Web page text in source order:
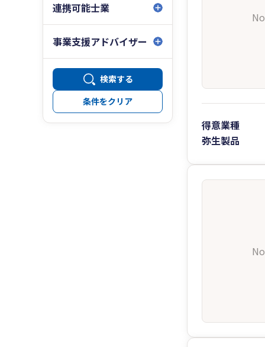
連携可能士業
事業支援アドバイザー
検索する
条件をクリア
得意業種
弥生製品